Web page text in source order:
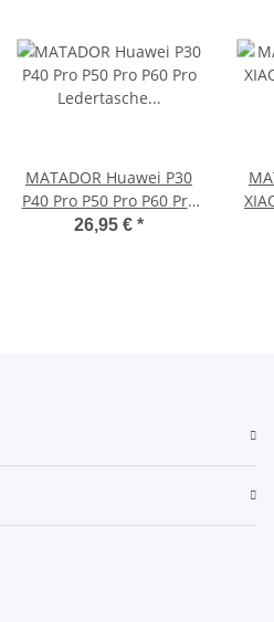
MATADOR Huawei P30
P40 Pro P50 Pro P60 Pro
Ledertasche Schwarz
26,95 € *